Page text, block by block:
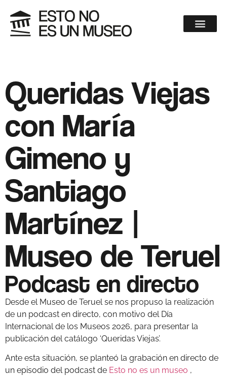
Queridas Viejas
con María
Gimeno y
Santiago
Martínez |
Museo de Teruel
Podcast en directo
Desde el Museo de Teruel se nos propuso la realización
de un podcast en directo, con motivo del Día
Internacional de los Museos 2026, para presentar la
publicación del catálogo ‘Queridas Viejas’.
Ante esta situación, se planteó la grabación en directo de
un episodio del podcast de Esto no es un museo ,